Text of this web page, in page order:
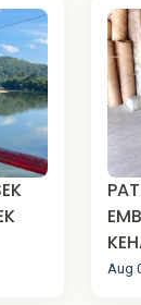
Aug